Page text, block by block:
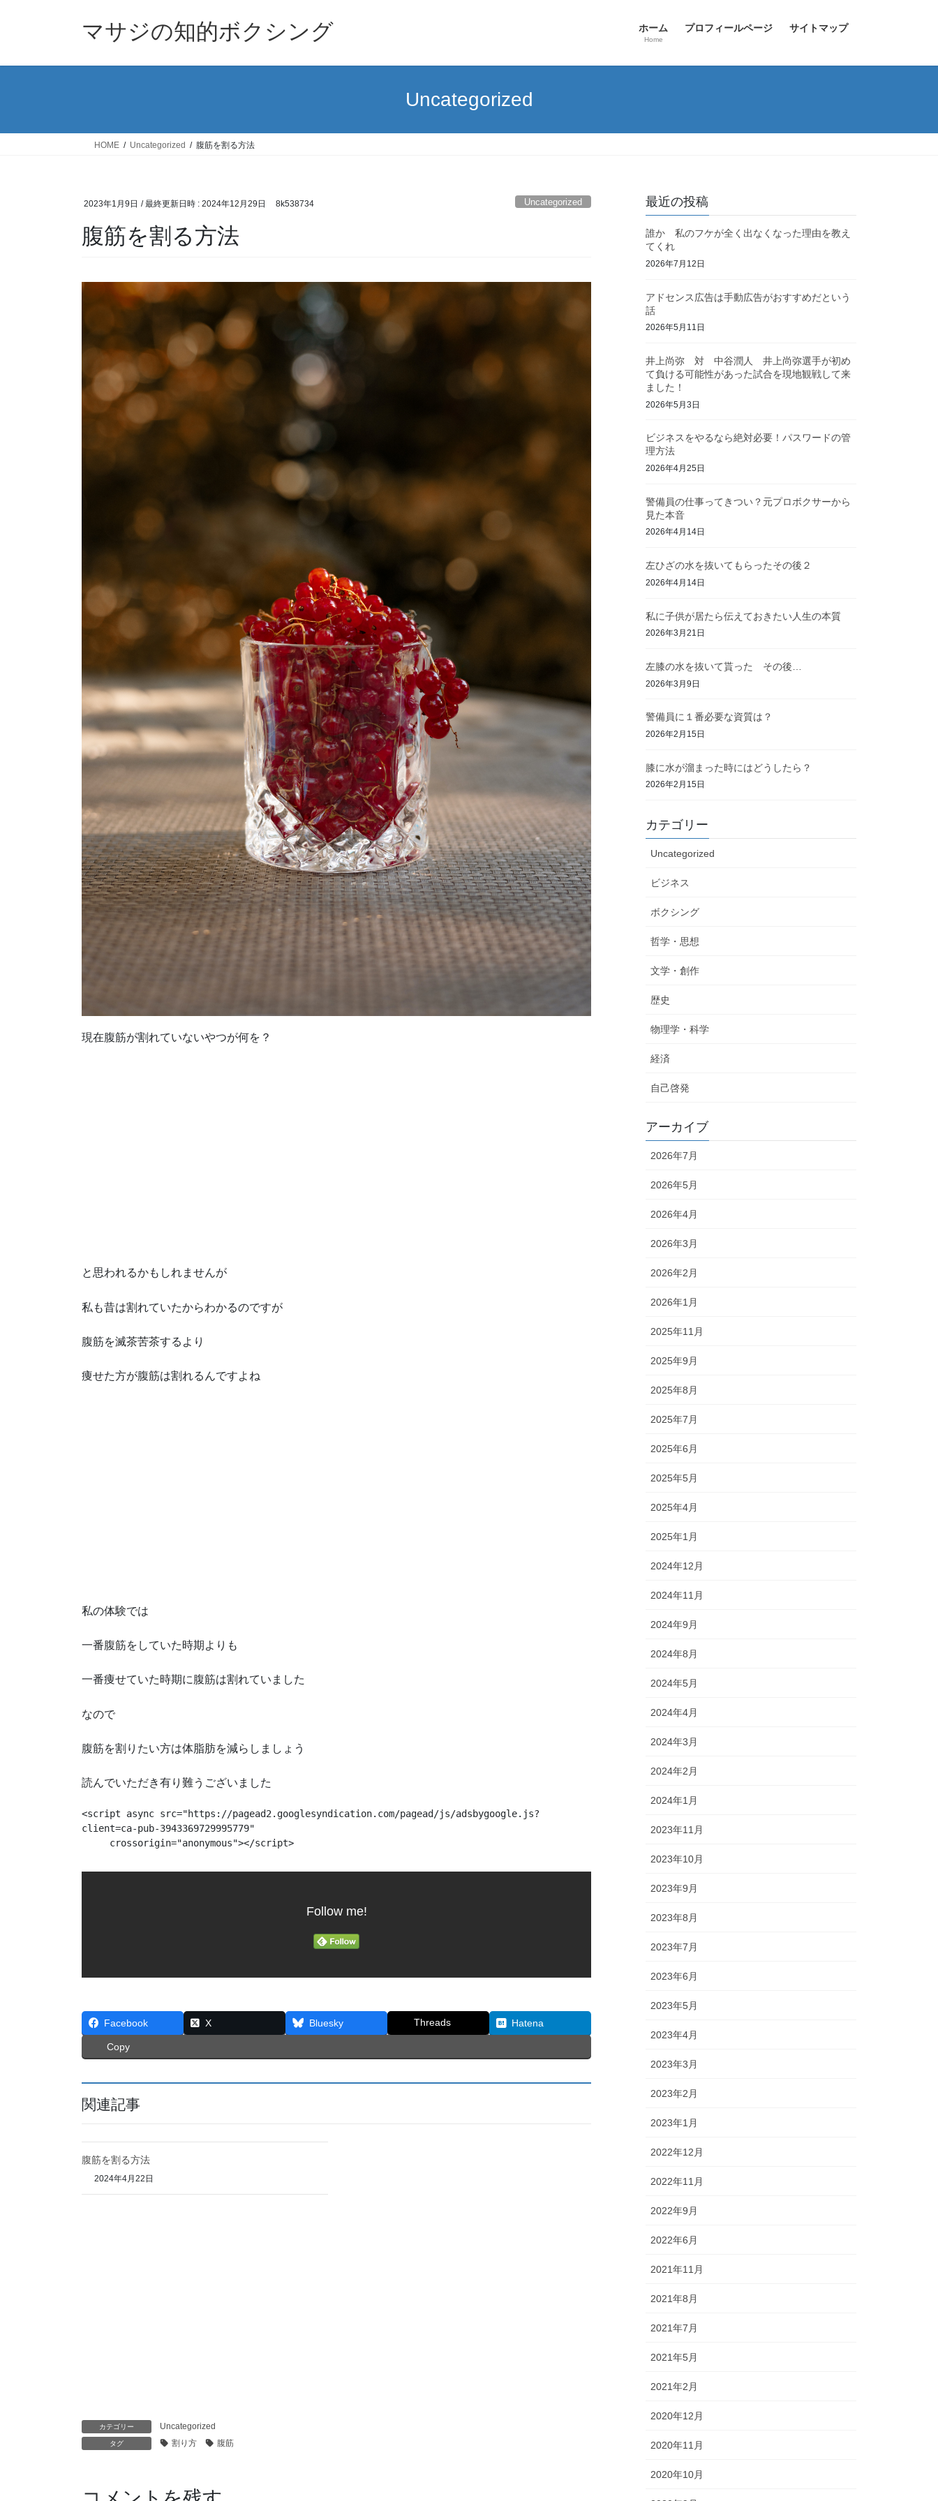
マサジの知的ボクシング ホーム
Home
プロフィールページ サイトマップ
Uncategorized
HOME Uncategorized 腹筋を割る方法
2023年1月9日 / 最終更新日時 : 2024年12月29日 8k538734 Uncategorized
腹筋を割る方法
現在腹筋が割れていないやつが何を？
と思われるかもしれませんが
私も昔は割れていたからわかるのですが
腹筋を滅茶苦茶するより
痩せた方が腹筋は割れるんですよね
私の体験では
一番腹筋をしていた時期よりも
一番痩せていた時期に腹筋は割れていました
なので
腹筋を割りたい方は体脂肪を減らしましょう
読んでいただき有り難うございました
<script async src="https://pagead2.googlesyndication.com/pagead/js/adsbygoogle.js?
client=ca-pub-3943369729995779"
     crossorigin="anonymous"></script>
Follow me!
Facebook X Bluesky Threads Hatena
Copy
関連記事
腹筋を割る方法
2024年4月22日
カテゴリー Uncategorized
タグ 割り方 腹筋
最近の投稿
誰か 私のフケが全く出なくなった理由を教え
てくれ
2026年7月12日
アドセンス広告は手動広告がおすすめだという
話
2026年5月11日
井上尚弥 対 中谷潤人 井上尚弥選手が初め
て負ける可能性があった試合を現地観戦して来
ました！
2026年5月3日
ビジネスをやるなら絶対必要！パスワードの管
理方法
2026年4月25日
警備員の仕事ってきつい？元プロボクサーから
見た本音
2026年4月14日
左ひざの水を抜いてもらったその後２
2026年4月14日
私に子供が居たら伝えておきたい人生の本質
2026年3月21日
左膝の水を抜いて貰った その後…
2026年3月9日
警備員に１番必要な資質は？
2026年2月15日
膝に水が溜まった時にはどうしたら？
2026年2月15日
カテゴリー
Uncategorized
ビジネス
ボクシング
哲学・思想
文学・創作
歴史
物理学・科学
経済
自己啓発
アーカイブ
2026年7月
2026年5月
2026年4月
2026年3月
2026年2月
2026年1月
2025年11月
2025年9月
2025年8月
2025年7月
2025年6月
2025年5月
2025年4月
2025年1月
2024年12月
2024年11月
2024年9月
2024年8月
2024年5月
2024年4月
2024年3月
2024年2月
2024年1月
2023年11月
2023年10月
2023年9月
2023年8月
2023年7月
2023年6月
2023年5月
2023年4月
2023年3月
2023年2月
2023年1月
2022年12月
2022年11月
2022年9月
2022年6月
2021年11月
2021年8月
2021年7月
2021年5月
2021年2月
2020年12月
2020年11月
2020年10月